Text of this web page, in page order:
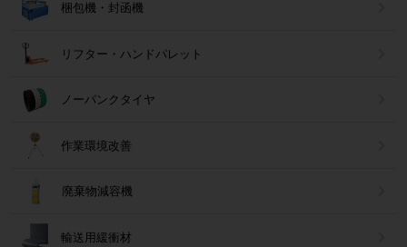
梱包機・封函機
リフター・ハンドパレット
ノーパンクタイヤ
作業環境改善
廃棄物減容機
輸送用緩衝材